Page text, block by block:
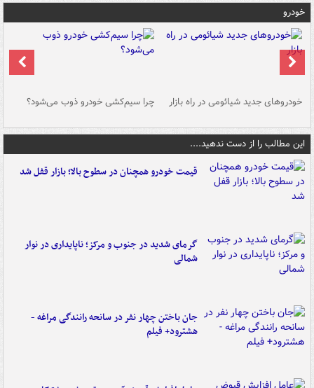
خودرو
خودروهای جدید شیائومی در راه بازار چرا سیم‌کشی خودرو ذوب می‌شود؟
این مطالب را از دست ندهید....
قیمت خودرو همچنان در سطوح بالا؛ بازار قفل شد
گرمای شدید در جنوب و مرکز؛ ناپایداری در نوار
شمالی
جان باختن چهار نفر در سانحه رانندگی مراغه -
هشترود+ فیلم